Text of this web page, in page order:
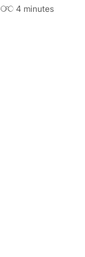
4 minutes